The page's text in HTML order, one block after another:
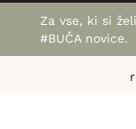
Za vse, ki si
#BUČA novice.